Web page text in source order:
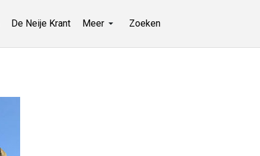
De Neije Krant Meer Zoeken